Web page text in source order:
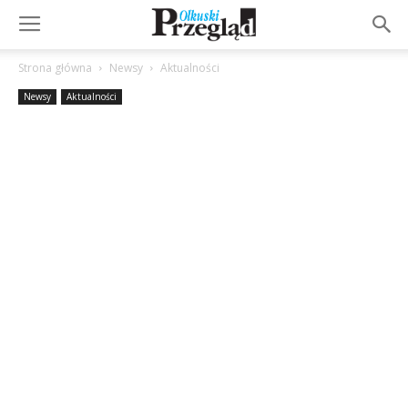
Strona główna Newsy Aktualności
Newsy Aktualności